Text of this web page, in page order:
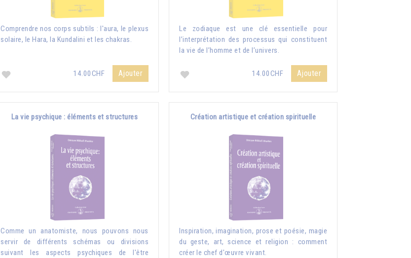
Comprendre nos corps subtils : l'aura, le plexus
solaire, le Hara, la Kundalini et les chakras.
14.00CHF Ajouter
Le zodiaque est une clé essentielle pour
l’interprétation des processus qui constituent
la vie de l’homme et de l’univers.
14.00CHF Ajouter
La vie psychique : éléments et structures
Comme un anatomiste, nous pouvons nous
servir de différents schémas ou divisions
suivant les aspects psychiques de l'être
Création artistique et création spirituelle
Inspiration, imagination, prose et poésie, magie
du geste, art, science et religion : comment
créer le chef d'œuvre vivant.